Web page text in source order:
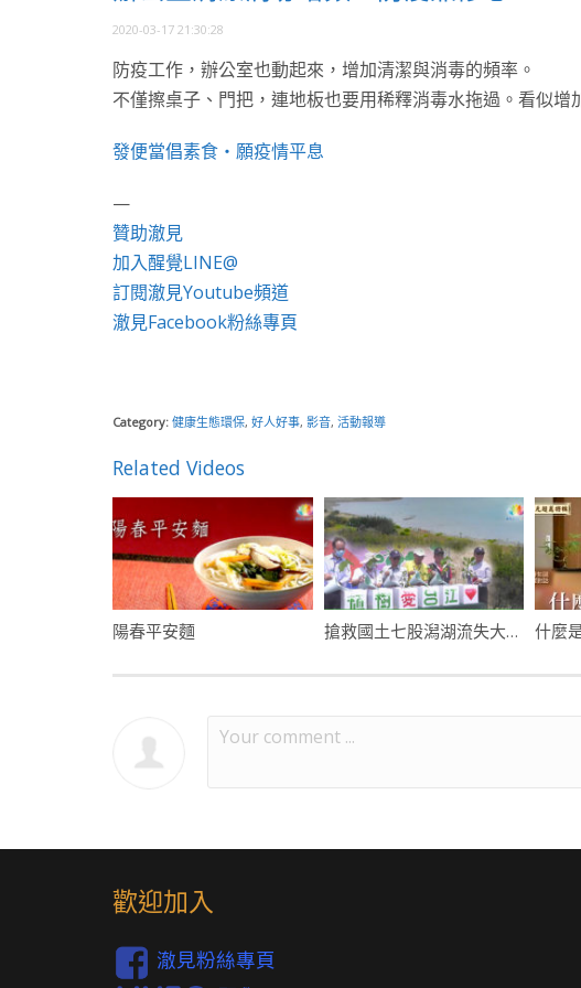
2020-03-17 21:30:28
防疫工作，辦公室也動起來，增加清潔與消毒的頻率。
不僅擦桌子、門把，連地板也要用稀釋消毒水拖過。看似
發便當倡素食・願疫情平息
—
贊助澈見
加入醒覺LINE@
訂閱澈見Youtube頻道
澈見Facebook粉絲專頁
Category: 健康生態環保, 好人好事, 影音, 活動報導
Related Videos
陽春平安麵 搶救國土七股潟湖流失大作戰・台江國家公園聯手慈心種樹護沙洲 什麼
歡迎加入
澈見粉絲專頁